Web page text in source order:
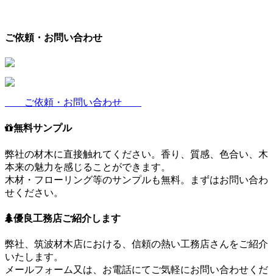
ご依頼・お問い合わせ
ご依頼・お問い合わせ
無料サンプル
弊社の材木に直接触れてください。香り、質感、色合い、木
本来の魅力を感じることができます。
木材・フローリング等のサンプルも無料。まずはお問い合わ
せください。
優良工務店ご紹介します
弊社、筑波材木店における、信頼の熱い工務店さんをご紹介
いたします。
メールフォーム又は、お電話にてご気軽にお問い合わせくだ